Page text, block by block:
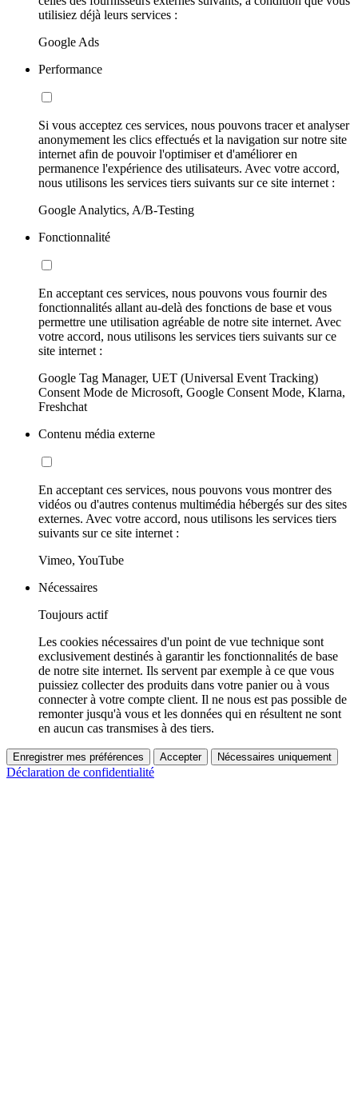
utilisiez déjà leurs services :
Google Ads
Performance
Si vous acceptez ces services, nous pouvons tracer et analyser
anonymement les clics effectués et la navigation sur notre site
internet afin de pouvoir l'optimiser et d'améliorer en
permanence l'expérience des utilisateurs. Avec votre accord,
nous utilisons les services tiers suivants sur ce site internet :
Google Analytics, A/B-Testing
Fonctionnalité
En acceptant ces services, nous pouvons vous fournir des
fonctionnalités allant au-delà des fonctions de base et vous
permettre une utilisation agréable de notre site internet. Avec
votre accord, nous utilisons les services tiers suivants sur ce
site internet :
Google Tag Manager, UET (Universal Event Tracking)
Consent Mode de Microsoft, Google Consent Mode, Klarna,
Freshchat
Contenu média externe
En acceptant ces services, nous pouvons vous montrer des
vidéos ou d'autres contenus multimédia hébergés sur des sites
externes. Avec votre accord, nous utilisons les services tiers
suivants sur ce site internet :
Vimeo, YouTube
Nécessaires
Toujours actif
Les cookies nécessaires d'un point de vue technique sont
exclusivement destinés à garantir les fonctionnalités de base
de notre site internet. Ils servent par exemple à ce que vous
puissiez collecter des produits dans votre panier ou à vous
connecter à votre compte client. Il ne nous est pas possible de
remonter jusqu'à vous et les données qui en résultent ne sont
en aucun cas transmises à des tiers.
Enregistrer mes préférences Accepter Nécessaires uniquement
Déclaration de confidentialité